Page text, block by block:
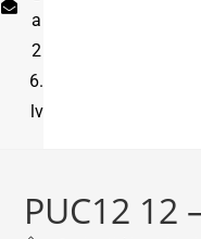
a
2
6.
lv
PUC12 12